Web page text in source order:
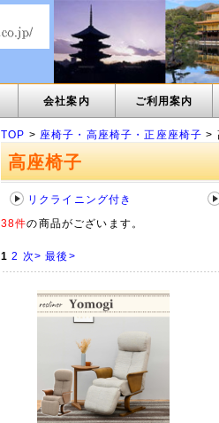
会社案内 ご利用案内
TOP > 座椅子・高座椅子・正座座椅子 >
高座椅子
リクライニング付き
38件の商品がございます。
1 2 次> 最後>